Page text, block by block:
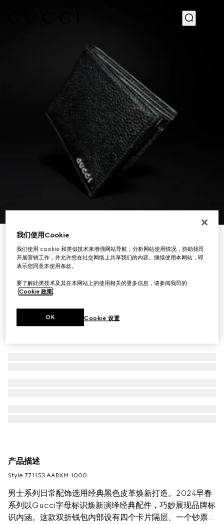
饰Gucci标识双折钱包
€ 490
产品描述
Style ‎771153 AABXM 1000
男士系列日常配饰选用经典黑色皮革焕新打造。2024早春
系列以Gucci字母标识焕新演绎经典配件，巧妙展现品牌标
识内涵。这款双折钱包内部设有四个卡片隔层、一个钞票隔
我们使用Cookie
我们使用 cookie 和类似技术来增强网站导航，分析网站使用情况，协助我司
开展营销工作，并允许您在社交网络上共享我们的内容。继续使用本网站，即
表示您同意本使用条款。
要了解此类技术及其在本网站上的使用相关的更多信息，请参阅我司的
Cookie 政策。
Cookie 设置
OK